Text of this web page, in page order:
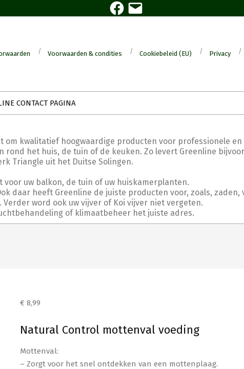
Facebook
E-
mail
Voorwaarden & condities Cookiebeleid (EU) Privacy
CONTACT PAGINA
om kwalitatief hoogwaardige producten voor professionele
het huis, de tuin of de keuken. Zo levert Greenline
Triangle uit het Duitse Solingen.
uw balkon, de tuin of uw huiskamerplanten.
daar heeft Greenline de juiste producten voor, zoals,
word ook uw vijver of Koi vijver niet vergeten.
of klimaatbeheer het juiste adres.
€ 8,99
Natural Control mottenval voeding
Mottenval:
– Zorgt voor het snel ontdekken van een mottenplaag.